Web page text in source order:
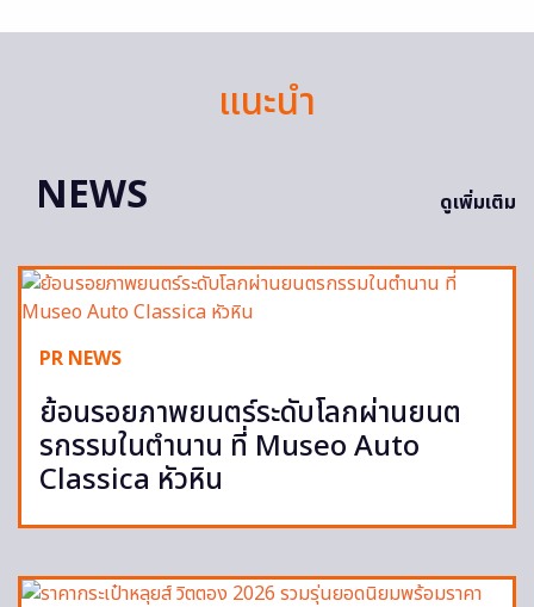
แนะนำ
NEWS
ดูเพิ่มเติม
PR NEWS
ย้อนรอยภาพยนตร์ระดับโลกผ่านยนต
รกรรมในตำนาน ที่ Museo Auto
Classica หัวหิน